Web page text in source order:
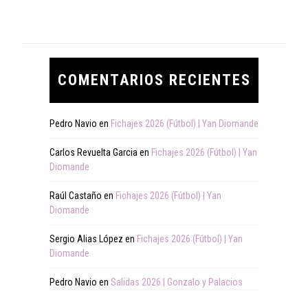
COMENTARIOS RECIENTES
Pedro Navio en Fichajes 2026 (Fútbol) | Yan Diomande
Carlos Revuelta Garcia en Fichajes 2026 (Fútbol) | Yan
Diomande
Raúl Castaño en Fichajes 2026 (Fútbol) | Yan
Diomande
Sergio Alias López en Fichajes 2026 (Fútbol) | Yan
Diomande
Pedro Navio en Salidas 2026 | Gonzalo y Palacios